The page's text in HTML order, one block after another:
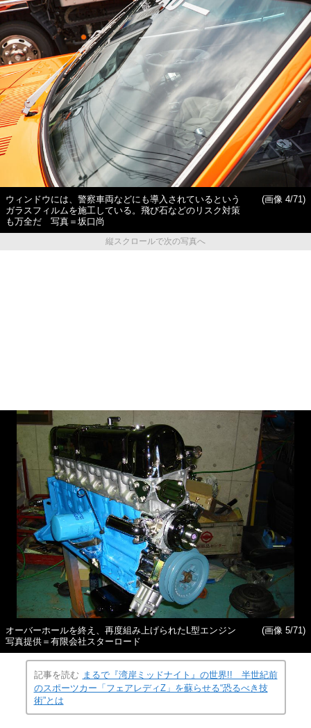
ウィンドウには、警察車両などにも導入されているという
ガラスフィルムを施工している。飛び石などのリスク対策
も万全だ 写真＝坂口尚
(画像 4/71)
縦スクロールで次の写真へ
オーバーホールを終え、再度組み上げられたL型エンジン
写真提供＝有限会社スターロード
(画像 5/71)
記事を読む まるで『湾岸ミッドナイト』の世界!! 半世紀前
のスポーツカー「フェアレディZ」を蘇らせる“恐るべき技
術”とは